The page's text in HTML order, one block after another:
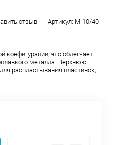
отзыв Артикул: М-10/40
конфигурации, что облегчает
металла. Верхнюю
распластывания пластинок,